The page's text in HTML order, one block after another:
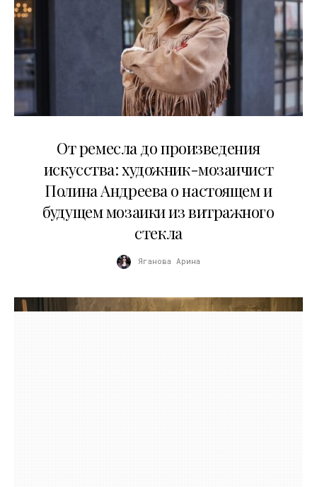
От ремесла до произведения
искусства: художник-мозаичист
Полина Андреева о настоящем и
будущем мозаики из витражного
стекла
Яганова Арина